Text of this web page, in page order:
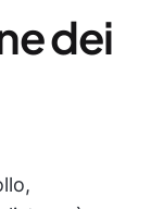
dei